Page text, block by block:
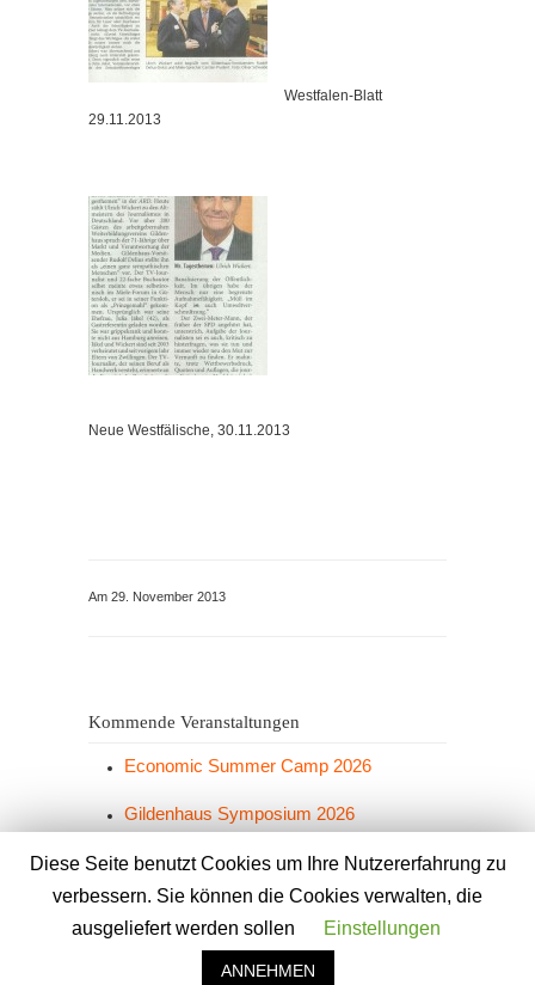
Westfalen-Blatt
29.11.2013
Neue Westfälische, 30.11.2013
Am 29. November 2013
Kommende Veranstaltungen
Economic Summer Camp 2026
Gildenhaus Symposium 2026
Grünkohlesen 2026
© 2026 Gildenhaus e.V. -Impressum-
Diese Seite benutzt Cookies um Ihre Nutzererfahrung zu
verbessern. Sie können die Cookies verwalten, die
ausgeliefert werden sollen
Einstellungen
ANNEHMEN